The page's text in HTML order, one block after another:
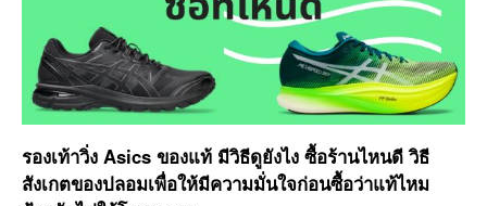
รองเท้าวิ่ง Asics ของแท้ มีวิธีดูยังไง ซื้อร้านไหนดี วิธี
สังเกตของปลอมเพื่อให้มีความมั่นใจก่อนซื้อว่าแท้ไหม